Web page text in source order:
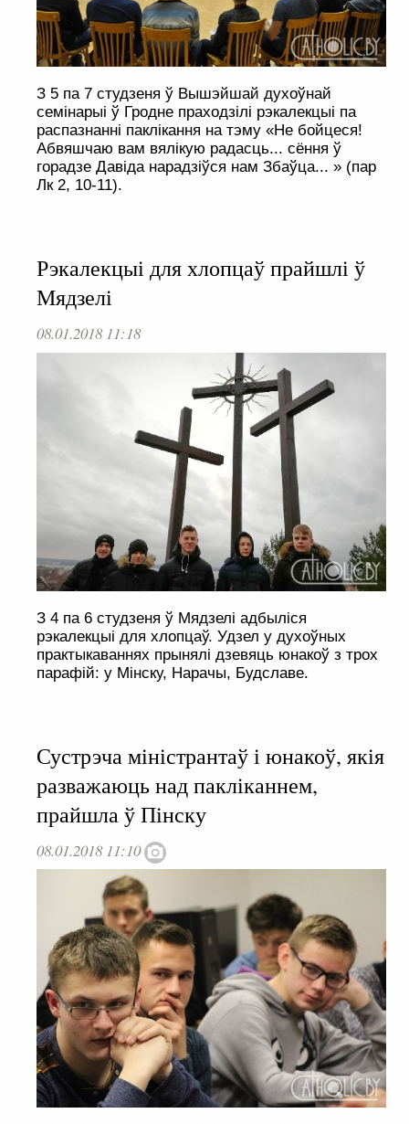
З 5 па 7 студзеня ў Вышэйшай духоўнай
семінарыі ў Гродне праходзілі рэкалекцыі па
распазнанні паклікання на тэму «Не бойцеся!
Абвяшчаю вам вялікую радасць... сёння ў
горадзе Давіда нарадзіўся нам Збаўца... » (пар
Лк 2, 10-11).
Рэкалекцыі для хлопцаў прайшлі ў
Мядзелі
08.01.2018 11:18
З 4 па 6 студзеня ў Мядзелі адбыліся
рэкалекцыі для хлопцаў. Удзел у духоўных
практыкаваннях прынялі дзевяць юнакоў з трох
парафій: у Мінску, Нарачы, Будславе.
Сустрэча міністрантаў і юнакоў, якія
разважаюць над пакліканнем,
прайшла ў Пінску
08.01.2018 11:10